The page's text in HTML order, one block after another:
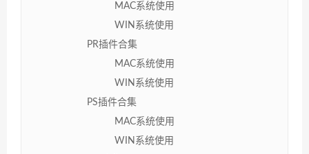
MAC系统使用
WIN系统使用
PR插件合集
MAC系统使用
WIN系统使用
PS插件合集
MAC系统使用
WIN系统使用